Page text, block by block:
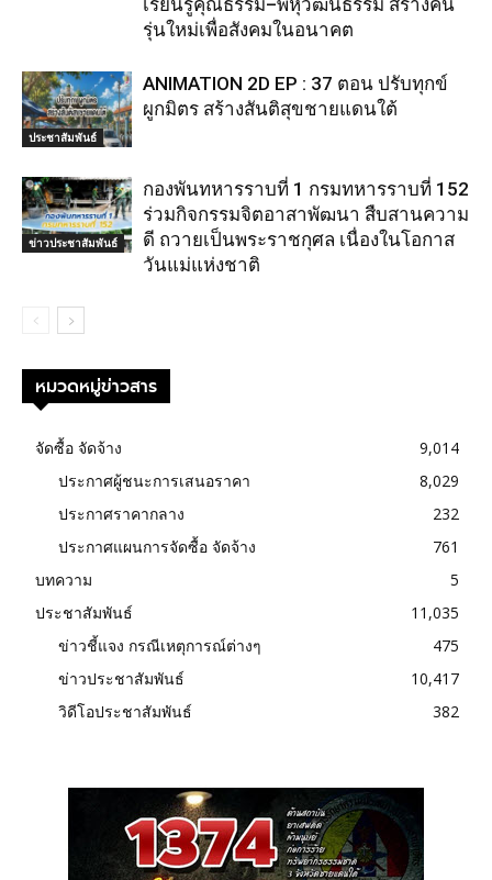
เรียนรู้คุณธรรม–พหุวัฒนธรรม สร้างคน
รุ่นใหม่เพื่อสังคมในอนาคต
ประชาสัมพันธ์
ANIMATION 2D EP : 37 ตอน ปรับทุกข์
ผูกมิตร สร้างสันติสุขชายแดนใต้
ข่าวประชาสัมพันธ์
กองพันทหารราบที่ 1 กรมทหารราบที่ 152
ร่วมกิจกรรมจิตอาสาพัฒนา สืบสานความ
ดี ถวายเป็นพระราชกุศล เนื่องในโอกาส
วันแม่แห่งชาติ
หมวดหมู่ข่าวสาร
จัดซื้อ จัดจ้าง
9,014
ประกาศผู้ชนะการเสนอราคา
8,029
ประกาศราคากลาง
232
ประกาศแผนการจัดซื้อ จัดจ้าง
761
บทความ
5
ประชาสัมพันธ์
11,035
ข่าวชี้แจง กรณีเหตุการณ์ต่างๆ
475
ข่าวประชาสัมพันธ์
10,417
วิดีโอประชาสัมพันธ์
382